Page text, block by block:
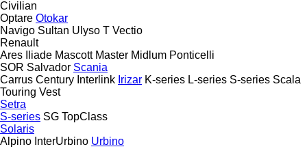
Civilian
Optare Otokar
Navigo Sultan Ulyso T Vectio
Renault
Ares
Iliade Mascott Master Midlum Ponticelli
SOR Salvador Scania
Carrus Century Interlink Irizar K-series L-series S-series Scala
Touring Vest
Setra
S-series SG TopClass
Solaris
Alpino InterUrbino Urbino